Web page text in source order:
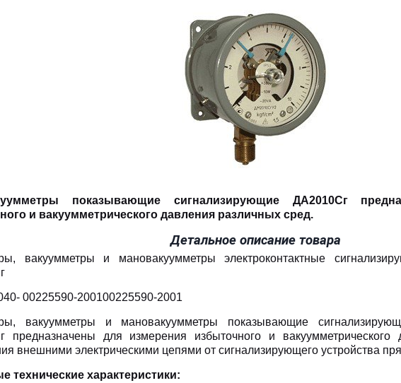
показывающие сигнализирующие ДА2010Сг
и вакуумметрического давления различных сред.
Детальное описание товара
вакуумметры и мановакуумметры электроконтактные
00225590-200100225590-2001
вакуумметры и мановакуумметры показывающие
предназначены для измерения избыточного и
внешними электрическими цепями от сигнализирующего устройства
технические характеристики: